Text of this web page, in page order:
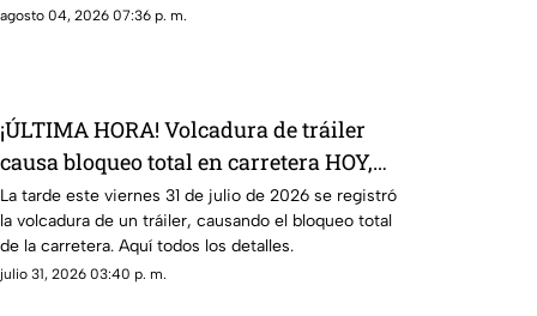
agosto 04, 2026 07:36 p. m.
¡ÚLTIMA HORA! Volcadura de tráiler
causa bloqueo total en carretera HOY,
viernes 31 de julio de 2026; ¿dónde y a
qué altura ocurrió?
La tarde este viernes 31 de julio de 2026 se registró
la volcadura de un tráiler, causando el bloqueo total
de la carretera. Aquí todos los detalles.
julio 31, 2026 03:40 p. m.